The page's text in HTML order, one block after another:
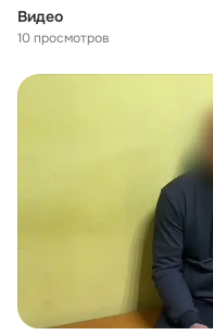
Видео
10 просмотров